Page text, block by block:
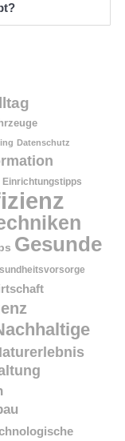
Datenschutz
Einrichtungstipps
Gesunde